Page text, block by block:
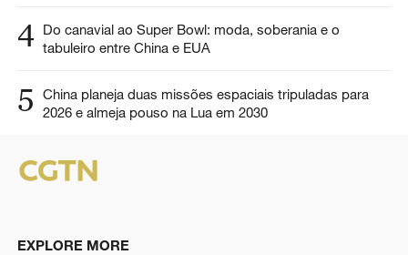
4 Do canavial ao Super Bowl: moda, soberania e o
tabuleiro entre China e EUA
5
China planeja duas missões espaciais tripuladas para
2026 e almeja pouso na Lua em 2030
EXPLORE MORE